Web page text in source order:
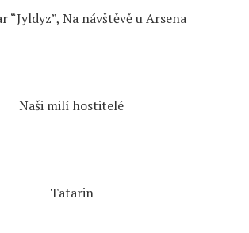
“Jyldyz”, Na návštěvě u Arsena
Naši milí hostitelé
Tatarin